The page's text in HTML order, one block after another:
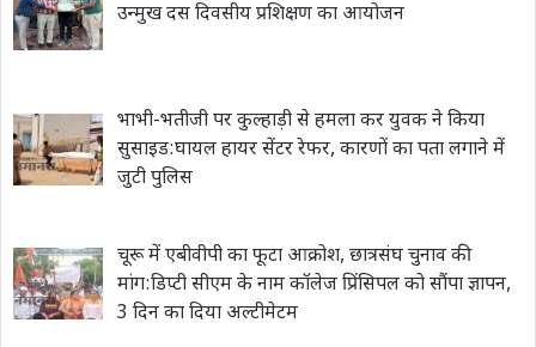
उन्मुख दस दिवसीय प्रशिक्षण का आयोजन
भाभी-भतीजी पर कुल्हाड़ी से हमला कर युवक ने किया
सुसाइड:घायल हायर सेंटर रेफर, कारणों का पता लगाने में
जुटी पुलिस
चूरू में एबीवीपी का फूटा आक्रोश, छात्रसंघ चुनाव की
मांग:डिप्टी सीएम के नाम कॉलेज प्रिंसिपल को सौंपा ज्ञापन,
3 दिन का दिया अल्टीमेटम